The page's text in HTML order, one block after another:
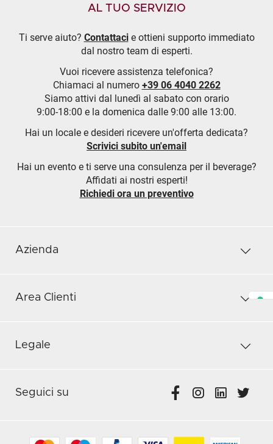
AL TUO SERVIZIO
Ti serve aiuto? Contattacie ottieni supporto immediato
dal nostro team di esperti.
Vuoi ricevere assistenza telefonica?
Chiamaci al numero +39 06 4040 2262
Siamo attivi dal lunedì al sabato con orario
9:00-18:00 e la domenica dalle 9:00 alle 13:00.
Hai un locale e desideri ricevere un'offerta dedicata?
Scrivici subito un'email
Hai un evento e ti serve una consulenza per il beverage?
Affidati ai nostri esperti!
Richiedi ora un preventivo
Azienda
Area Clienti
Legale
Seguici su